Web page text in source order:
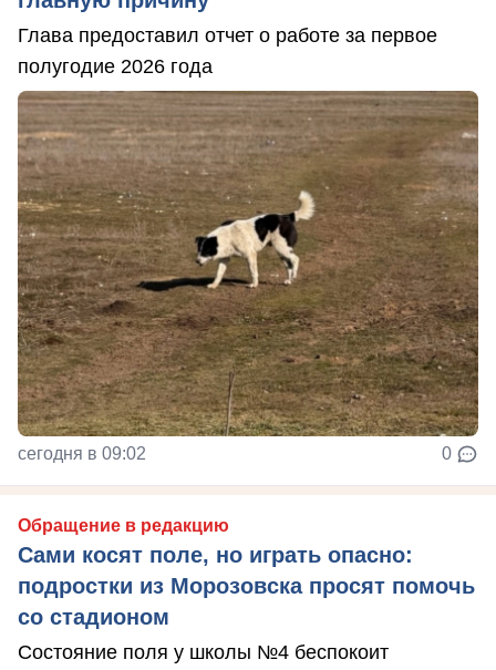
Глава предоставил отчет о работе за первое
полугодие 2026 года
сегодня в 09:02 0
Обращение в редакцию
Сами косят поле, но играть опасно:
подростки из Морозовска просят помочь
со стадионом
Состояние поля у школы №4 беспокоит